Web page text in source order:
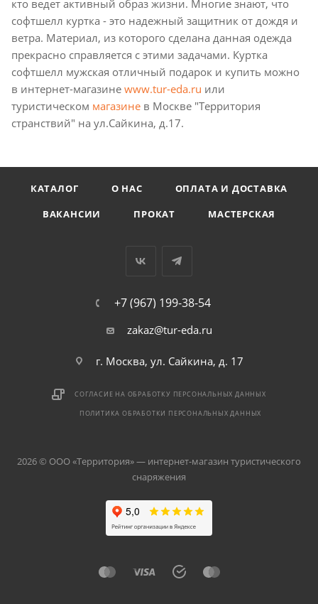
кто ведет активный образ жизни. Многие знают, что
софтшелл куртка - это надежный защитник от дождя и
ветра. Материал, из которого сделана данная одежда
прекрасно справляется с этими задачами. Куртка
софтшелл мужская отличный подарок и купить можно
в интернет-магазине www.tur-eda.ru или
туристическом магазине в Москве "Территория
странствий" на ул.Сайкина, д.17.
КАТАЛОГ О НАС
ОПЛАТА И ДОСТАВКА
ВАКАНСИИ
ПРОКАТ МАСТЕРСКАЯ
+7 (967) 199-38-54
zakaz@tur-eda.ru
г. Москва, ул. Сайкина, д. 17
СОГЛАСИЕ НА ОБРАБОТКУ ПЕРСОНАЛЬНЫХ ДАННЫХ
ПОЛИТИКА ОБРАБОТКИ ПЕРСОНАЛЬНЫХ ДАННЫХ
2026 © ООО «Территория» — интернет-магазин туристического
снаряжения